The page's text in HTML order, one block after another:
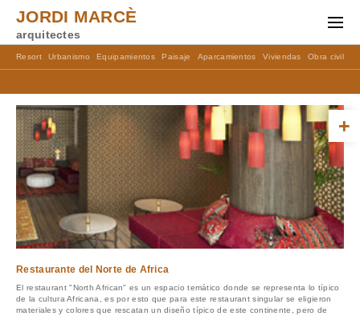
arquitectes
Resort Urbanismo Equipamientos Paisaje Aparcamientos Viviendas Obra civil
JORDI MARCÈ
+
Restaurante del Norte de África
El restaurant "North African" es un espacio temático donde se representa lo típico
de la cultura Africana, es por esto que para este restaurant singular se eligieron
materiales y colores que rescatan un diseño típico de este continente, pero de